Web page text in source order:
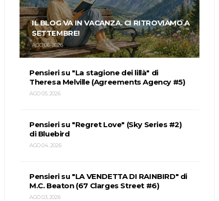
IL BLOG VA IN VACANZA. CI RITROVIAMO A
SETTEMBRE!
AGO 06, 2026
Pensieri su "La stagione dei lillà" di
Theresa Melville (Agreements Agency #5)
AGO 05, 2026
Pensieri su "Regret Love" (Sky Series #2)
di Bluebird
AGO 04, 2026
Pensieri su "LA VENDETTA DI RAINBIRD" di
M.C. Beaton (67 Clarges Street #6)
AGO 03, 2026